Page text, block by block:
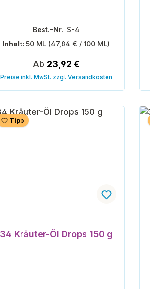
Best.-Nr.: S-4
Inhalt:50 ML (47,84 € / 100 ML)
Regulärer Preis:
Ab 23,92 €
Preise inkl. MwSt. zzgl. Versandkosten
Tipp
34 Kräuter-Öl Drops 150 g